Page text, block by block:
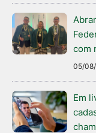
com
05/
Em